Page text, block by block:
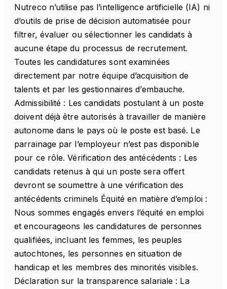
Nutreco n’utilise pas l’intelligence artificielle (IA) ni
d’outils de prise de décision automatisée pour
filtrer, évaluer ou sélectionner les candidats à
aucune étape du processus de recrutement.
Toutes les candidatures sont examinées
directement par notre équipe d’acquisition de
talents et par les gestionnaires d’embauche.
Admissibilité : Les candidats postulant à un poste
doivent déjà être autorisés à travailler de manière
autonome dans le pays où le poste est basé. Le
parrainage par l’employeur n’est pas disponible
pour ce rôle. Vérification des antécédents : Les
candidats retenus à qui un poste sera offert
devront se soumettre à une vérification des
antécédents criminels Équité en matière d’emploi :
Nous sommes engagés envers l’équité en emploi
et encourageons les candidatures de personnes
qualifiées, incluant les femmes, les peuples
autochtones, les personnes en situation de
handicap et les membres des minorités visibles.
Déclaration sur la transparence salariale : La